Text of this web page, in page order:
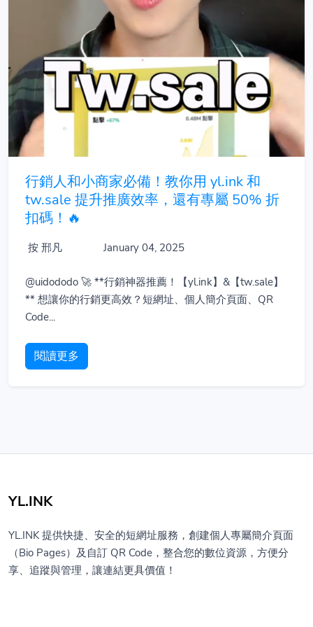
行銷人和小商家必備！教你用 yl.ink 和
tw.sale 提升推廣效率，還有專屬 50% 折
扣碼！🔥
按 邢凡 January 04, 2025
@uidododo 🚀 **行銷神器推薦！【yl.ink】&【tw.sale】
** 想讓你的行銷更高效？短網址、個人簡介頁面、QR
Code...
閱讀更多
YL.INK
YL.INK 提供快捷、安全的短網址服務，創建個人專屬簡介頁面
（Bio Pages）及自訂 QR Code，整合您的數位資源，方便分
享、追蹤與管理，讓連結更具價值！